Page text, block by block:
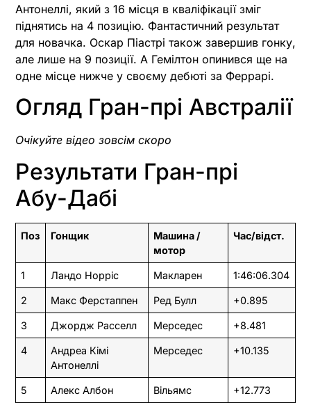
Антонеллі, який з 16 місця в кваліфікації зміг
піднятись на 4 позицію. Фантастичний результат
для новачка. Оскар Піастрі також завершив гонку,
але лише на 9 позиції. А Гемілтон опинився ще на
одне місце нижче у своєму дебюті за Феррарі.
Огляд Гран-прі Австралії
Очікуйте відео зовсім скоро
Результати Гран-прі
Абу-Дабі
Поз Гонщик
Машина /
мотор
Час/відст.
1 Ландо Норріс Макларен 1:46:06.304
2 Макс Ферстаппен Ред Булл +0.895
3 Джордж Расселл Мерседес +8.481
4
Андреа Кімі
Антонеллі
Мерседес +10.135
5 Алекс Албон Вільямс +12.773